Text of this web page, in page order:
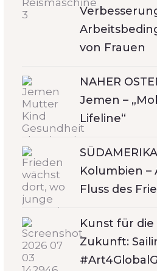
von Frauen
NAHER
Jemen –
Lifeline“
Kolumbien –
Fluss des
Kunst für die
Zukunft: